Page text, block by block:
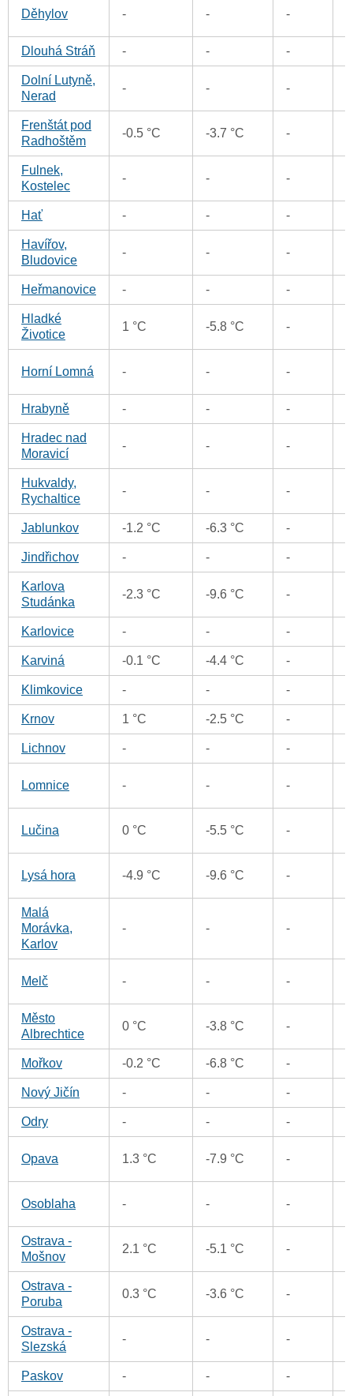
Děhylov - - -
Dlouhá Stráň - - -
Dolní Lutyně,
Nerad
- - -
Frenštát pod
Radhoštěm
-0.5 °C -3.7 °C -
Fulnek,
Kostelec
- - -
Hať - - -
Havířov,
Bludovice
- - -
Heřmanovice - - -
Hladké
Životice
1 °C -5.8 °C -
Horní Lomná - - -
Hrabyně - - -
Hradec nad
Moravicí
- - -
Hukvaldy,
Rychaltice
- - -
Jablunkov -1.2 °C -6.3 °C -
Jindřichov - - -
Karlova
Studánka
-2.3 °C -9.6 °C -
Karlovice - - -
Karviná -0.1 °C -4.4 °C -
Klimkovice - - -
Krnov 1 °C -2.5 °C -
Lichnov - - -
Lomnice - - -
Lučina 0 °C -5.5 °C -
Lysá hora -4.9 °C -9.6 °C -
Malá
Morávka,
Karlov
- - -
Melč - - -
Město
Albrechtice
0 °C -3.8 °C -
Mořkov -0.2 °C -6.8 °C -
Nový Jičín - - -
Odry - - -
Opava 1.3 °C -7.9 °C -
Osoblaha - - -
Ostrava -
Mošnov
2.1 °C -5.1 °C -
Ostrava -
Poruba
0.3 °C -3.6 °C -
Ostrava -
Slezská
- - -
Paskov - - -